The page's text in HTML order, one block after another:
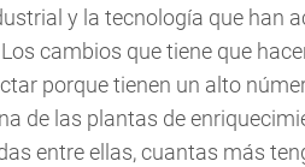
y la tecnología que han
cambios que tiene que
porque tienen un alto
de las plantas de
entre ellas, cuantas más